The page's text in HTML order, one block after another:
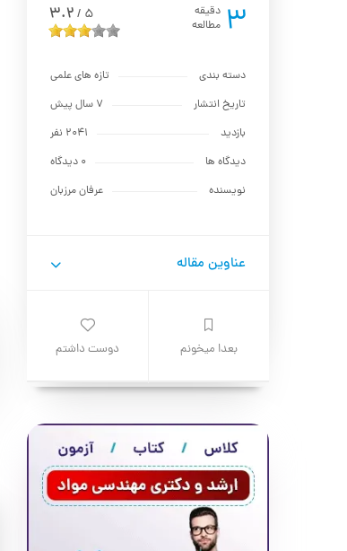
3 دقیقه
مطالعه
5
/
3.2
دسته بندی
تازه های علمی
تاریخ انتشار
7 سال پیش
بازدید
2041 نفر
دیدگاه ها
0 دیدگاه
نویسنده
عرفان مرزبان
عناوین مقاله
بعدا میخونم دوست داشتم